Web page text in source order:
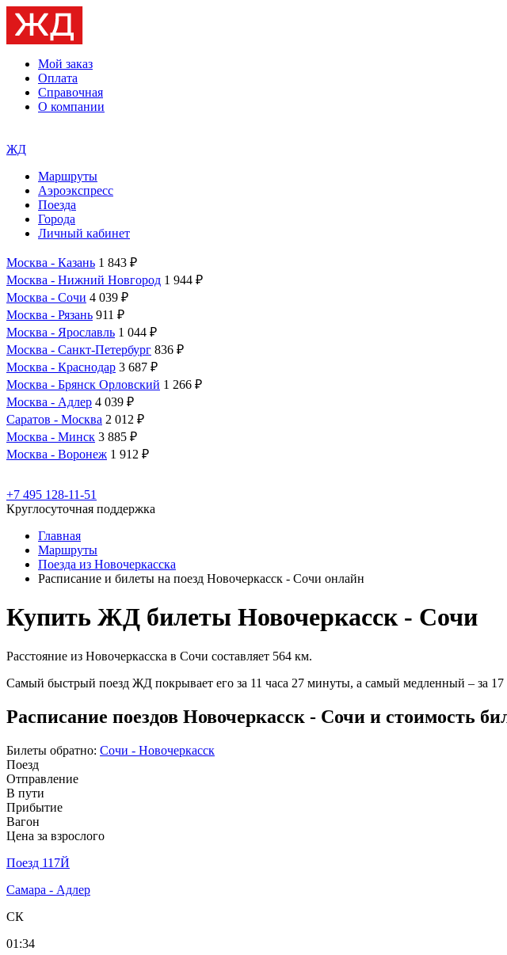
Мой заказ
Оплата
Справочная
О компании
ЖД
Маршруты
Аэроэкспресс
Поезда
Города
Личный кабинет
Москва - Казань 1 843 ₽
Москва - Нижний Новгород 1 944 ₽
Москва - Сочи 4 039 ₽
Москва - Рязань 911 ₽
Москва - Ярославль 1 044 ₽
Москва - Санкт-Петербург 836 ₽
Москва - Краснодар 3 687 ₽
Москва - Брянск Орловский 1 266 ₽
Москва - Адлер 4 039 ₽
Саратов - Москва 2 012 ₽
Москва - Минск 3 885 ₽
Москва - Воронеж 1 912 ₽
+7 495 128-11-51
Круглосуточная поддержка
Главная
Маршруты
Поезда из Новочеркасска
Расписание и билеты на поезд Новочеркасск - Сочи онлайн
Купить ЖД билеты Новочеркасск - Сочи
Расстояние из Новочеркасска в Сочи составляет 564 км.
Самый быстрый поезд ЖД покрывает его за 11 часа 27 минуты, а самый медленный – за 17
Расписание поездов Новочеркасск - Сочи и стоимость
Билеты обратно: Сочи - Новочеркасск
Поезд
Отправление
В пути
Прибытие
Вагон
Цена за взрослого
Поезд 117Й
Самара - Адлер
СК
01:34